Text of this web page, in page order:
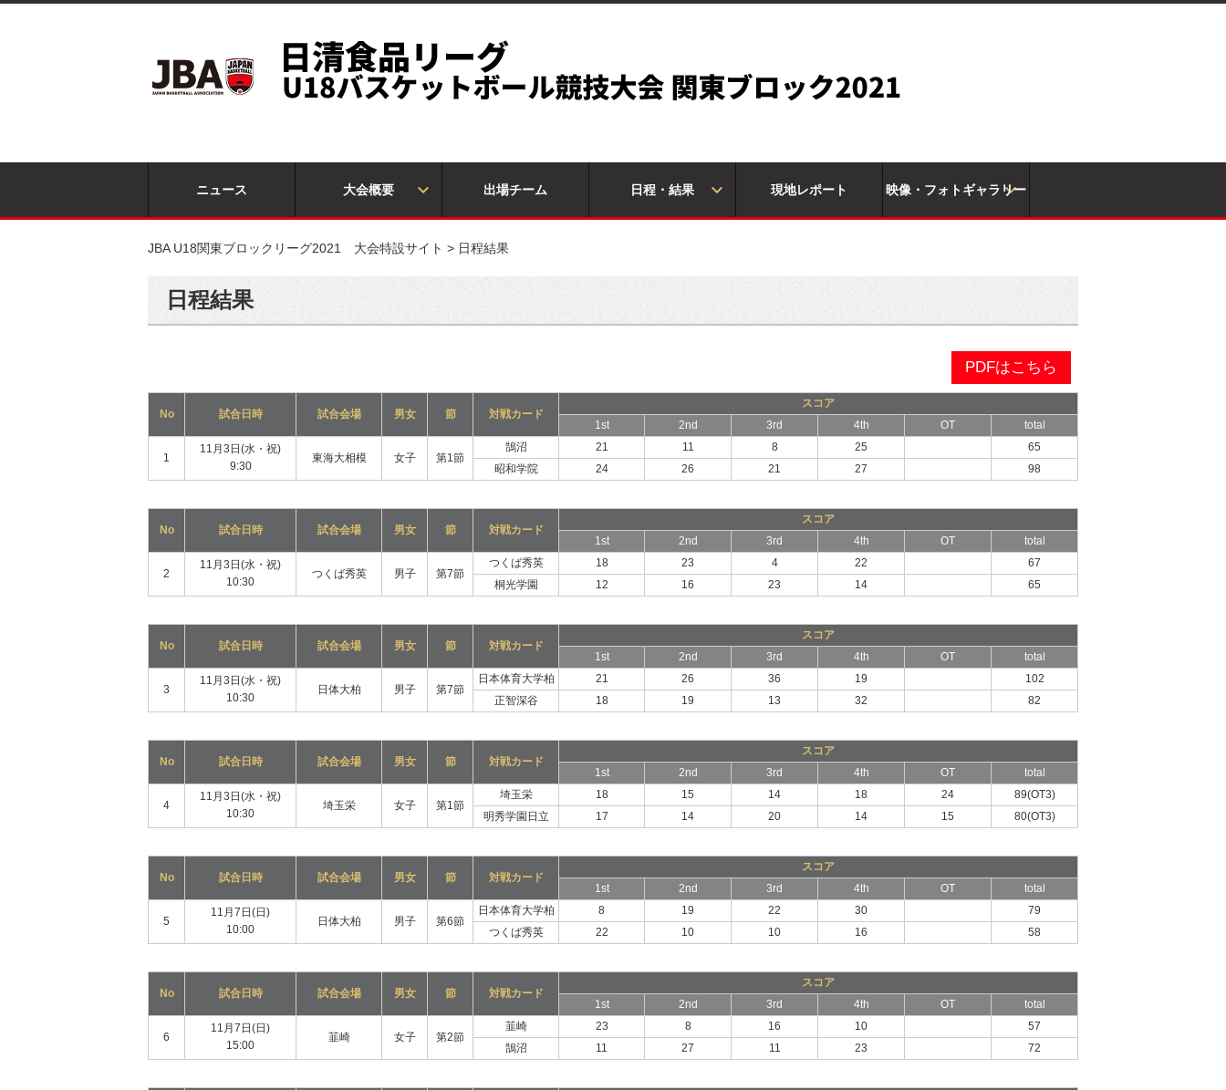
ニュース 大会概要 出場チーム 日程・結果 現地レポート 映像・フォトギャラリー
JBA U18関東ブロックリーグ2021 大会特設サイト > 日程結果
日程結果
PDFはこちら
No 試合日時 試合会場 男女 節 対戦カード
スコア
1st
2nd 3rd 4th OT total
1
11月3日(水・祝)
9:30
東海大相模 女子 第1節
鵠沼 21 11 8 25
65
昭和学院
24 26 21 27 98
No 試合日時 試合会場 男女 節 対戦カード
スコア
1st
2nd 3rd 4th OT total
2
11月3日(水・祝)
10:30
つくば秀英 男子 第7節
つくば秀英 18 23 4 22
67
桐光学園
12 16 23 14 65
No 試合日時 試合会場 男女 節 対戦カード
スコア
1st
2nd 3rd 4th OT total
3
11月3日(水・祝)
10:30
日体大柏 男子 第7節
日本体育大学柏 21 26 36 19
102
正智深谷
18 19 13 32 82
No 試合日時 試合会場 男女 節 対戦カード
スコア
1st
2nd 3rd 4th OT total
4
11月3日(水・祝)
10:30
埼玉栄 女子 第1節
埼玉栄 18 15 14 18 24
89(OT3)
明秀学園日立
17 14 20 14 15 80(OT3)
No 試合日時 試合会場 男女 節 対戦カード
スコア
1st
2nd 3rd 4th OT total
5
11月7日(日)
10:00
日体大柏 男子 第6節
日本体育大学柏 8 19 22 30
79
つくば秀英
22 10 10 16 58
No 試合日時 試合会場 男女 節 対戦カード
スコア
1st
2nd 3rd 4th OT total
6
11月7日(日)
15:00
韮崎 女子 第2節
韮崎 23 8 16 10
57
鵠沼
11 27 11 23 72